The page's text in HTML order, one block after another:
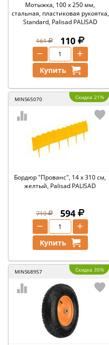
Мотыжка, 100 х 250 мм,
стальная, пластиковая рукоятка,
Standard, Palisad PALISAD
161 110
+
−
Купить
MINS65070 Скидка 21%
Бордюр "Прованс", 14 х 310 см,
желтый, Palisad PALISAD
719 594
+
−
Купить
MINS68957 Скидка 35%